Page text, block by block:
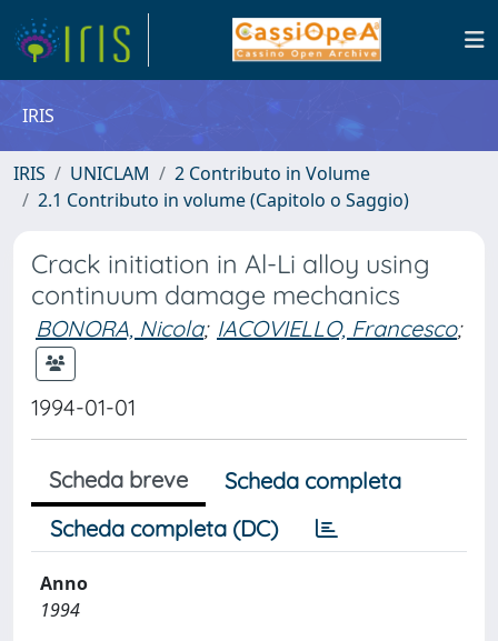
IRIS
IRIS UNICLAM
2 Contributo in Volume
2.1 Contributo in volume (Capitolo o Saggio)
Crack initiation in Al-Li alloy using
continuum damage mechanics
BONORA, Nicola; IACOVIELLO, Francesco;
1994-01-01
Scheda breve
Scheda completa
Scheda completa (DC)
Anno
1994